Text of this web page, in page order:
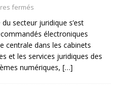
fermés
secteur juridique s’est
électroniques
centrale dans les cabinets
et les services juridiques des
numériques, […]